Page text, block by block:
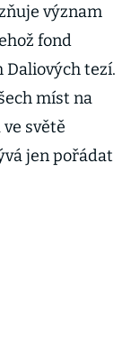
význam
fond
Daliových tezí.
míst na
světě
jen pořádat